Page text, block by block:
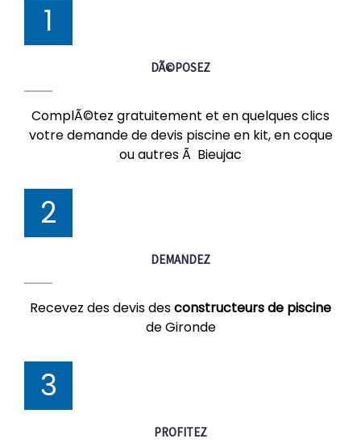
1
DÃ©POSEZ
ComplÃ©tez gratuitement et en quelques clics
votre demande de devis piscine en kit, en coque
ou autres Ã Bieujac
2
DEMANDEZ
Recevez des devis desconstructeurs de piscine
de Gironde
3
PROFITEZ